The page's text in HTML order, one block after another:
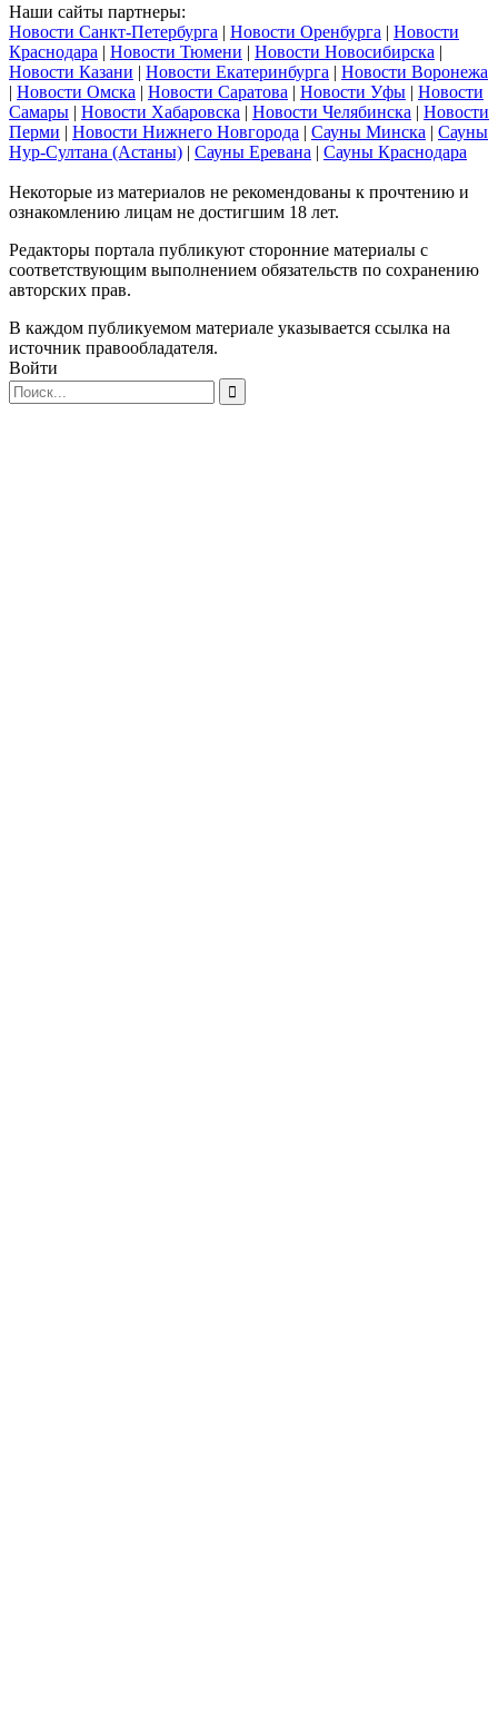
Наши сайты партнеры:
Новости Санкт-Петербурга | Новости Оренбурга | Новости
Краснодара | Новости Тюмени | Новости Новосибирска |
Новости Казани | Новости Екатеринбурга | Новости Воронежа
| Новости Омска | Новости Саратова | Новости Уфы | Новости
Самары | Новости Хабаровска | Новости Челябинска | Новости
Перми | Новости Нижнего Новгорода | Сауны Минска | Сауны
Нур-Султана (Астаны) | Сауны Еревана | Сауны Краснодара
Некоторые из материалов не рекомендованы к прочтению и
ознакомлению лицам не достигшим 18 лет.
Редакторы портала публикуют сторонние материалы с
соответствующим выполнением обязательств по сохранению
авторских прав.
В каждом публикуемом материале указывается ссылка на
источник правообладателя.
Войти